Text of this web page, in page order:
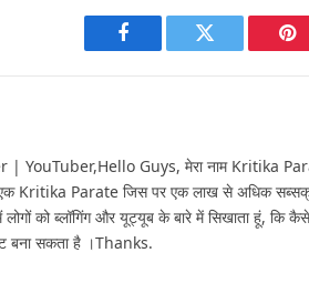
Facebook Twitter
YouTuber,Hello Guys, मेरा नाम Kritika
Kritika Parate जिस पर एक लाख से अधिक
को ब्लॉगिंग और यूट्यूब के बारे में सिखाता हूं, कि
बना सकता है ।Thanks.